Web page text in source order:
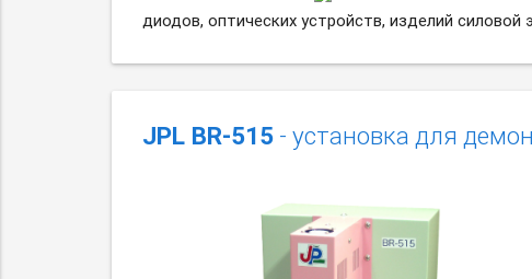
диодов, оптических устройств, изделий
JPL BR-515 - установка для